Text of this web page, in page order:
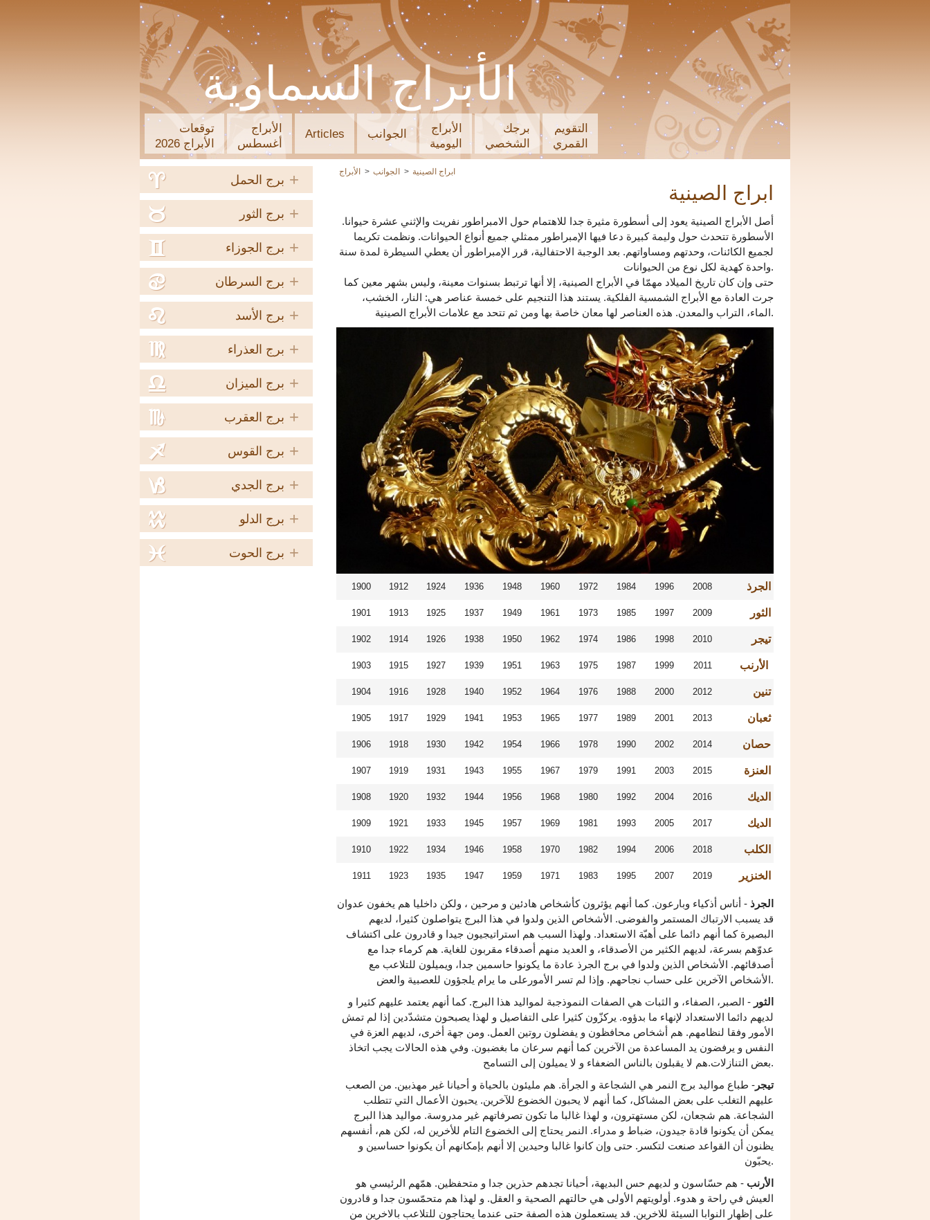
الأبراج السماوية
توقعات
الأبراج 2026
الأبراج
أغسطس
Articles الجوانب
الأبراج
اليومية
برجك
الشخصي
التقويم
القمري
+ برج الحمل a
+ برج الثور b
+ برج الجوزاء c
+ برج السرطان d
+ برج الأسد e
+ برج العذراء f
+ برج الميزان g
+ برج العقرب h
+ برج القوس i
+ برج الجدي j
+ برج الدلو k
+ برج الحوت l
الأبراج الجوانب ابراج الصينية
ابراج الصينية
أصل الأبراج الصينية يعود إلى أسطورة مثيرة جدا للاهتمام حول الامبراطور نفريت والإثني عشرة حيوانا.
الأسطورة تتحدث حول وليمة كبيرة دعا فيها الإمبراطور ممثلي جميع أنواع الحيوانات. ونظمت تكريما
لجميع الكائنات، وحدتهم ومساواتهم. بعد الوجبة الاحتفالية، قرر الإمبراطور أن يعطي السيطرة لمدة سنة
واحدة كهدية لكل نوع من الحيوانات.
حتى وإن كان تاريخ الميلاد مهمّا في الأبراج الصينية، إلا أنها ترتبط بسنوات معينة، وليس بشهر معين كما
جرت العادة مع الأبراج الشمسية الفلكية. يستند هذا التنجيم على خمسة عناصر هي: النار، الخشب،
الماء، التراب والمعدن. هذه العناصر لها معان خاصة بها ومن ثم تتحد مع علامات الأبراج الصينية.
1900 1912 1924 1936 1948 1960 1972 1984 1996 2008 الجرذ
1901 1913 1925 1937 1949 1961 1973 1985 1997 2009 الثور
1902 1914 1926 1938 1950 1962 1974 1986 1998 2010 تيجر
1903 1915 1927 1939 1951 1963 1975 1987 1999 2011 الأرنب
1904 1916 1928 1940 1952 1964 1976 1988 2000 2012 تنين
1905 1917 1929 1941 1953 1965 1977 1989 2001 2013 ثعبان
1906 1918 1930 1942 1954 1966 1978 1990 2002 2014 حصان
1907 1919 1931 1943 1955 1967 1979 1991 2003 2015 العنزة
1908 1920 1932 1944 1956 1968 1980 1992 2004 2016 الديك
1909 1921 1933 1945 1957 1969 1981 1993 2005 2017 الديك
1910 1922 1934 1946 1958 1970 1982 1994 2006 2018 الكلب
1911 1923 1935 1947 1959 1971 1983 1995 2007 2019 الخنزير
الجرذ - أناس أذكياء وبارعون. كما أنهم يؤثرون كأشخاص هادئين و مرحين ، ولكن داخليا هم يخفون عدوان
قد يسبب الارتباك المستمر والفوضى. الأشخاص الذين ولدوا في هذا البرج يتواصلون كثيرا، لديهم
البصيرة كما أنهم دائما على أهبّة الاستعداد. ولهذا السبب هم استراتيجيون جيدا و قادرون على اكتشاف
عدوّهم بسرعة، لديهم الكثير من الأصدقاء، و العديد منهم أصدقاء مقربون للغاية. هم كرماء جدا مع
أصدقائهم. الأشخاص الذين ولدوا في برج الجرذ عادة ما يكونوا حاسمين جدا، ويميلون للتلاعب مع
الأشخاص الآخرين على حساب نجاحهم. وإذا لم تسر الأمورعلى ما يرام يلجؤون للعصبية والعض.
الثور - الصبر، الصفاء، و الثبات هي الصفات النموذجبة لمواليد هذا البرج. كما أنهم يعتمد عليهم كثيرا و
لديهم دائما الاستعداد لإنهاء ما بدؤوه. يركزّون كثيرا على التفاصيل و لهذا يصبحون متشدّدين إذا لم تمش
الأمور وفقا لنظامهم. هم أشخاص محافظون و يفضلون روتين العمل. ومن جهة أخرى، لديهم العزة في
النفس و يرفضون يد المساعدة من الآخرين كما أنهم سرعان ما بغضبون. وفي هذه الحالات يجب اتخاذ
بعض التنازلات.هم لا يقبلون بالناس الضعفاء و لا يميلون إلى التسامح.
تيجر - طباع مواليد برج النمر هي الشجاعة و الجرأة. هم مليئون بالحياة و أحيانا غير مهذبين. من الصعب
عليهم التغلب على بعض المشاكل، كما أنهم لا يحبون الخضوع للآخرين. يحبون الأعمال التي تتطلب
الشجاعة. هم شجعان، لكن مستهترون، و لهذا غالبا ما تكون تصرفاتهم غير مدروسة. مواليد هذا البرج
يمكن أن يكونوا قادة جيدون، ضباط و مدراء. النمر يحتاج إلى الخضوع التام للأخرين له، لكن هم، أنفسهم
يظنون أن القواعد صنعت لتكسر. حتى وإن كانوا غالبا وحيدين إلا أنهم بإمكانهم أن يكونوا حساسين و
يحبّون.
الأرنب - هم حسّاسون و لديهم حس البديهة، أحيانا تجدهم حذرين جدا و متحفظين. همّهم الرئيسي هو
العيش في راحة و هدوء. أولويتهم الأولى هي حالتهم الصحية و العقل. و لهذا هم متحمّسون جدا و قادرون
على إظهار النوابا السيئة للاخرين. قد يستعملون هذه الصفة حتى عندما يحتاجون للتلاعب بالاخرين من